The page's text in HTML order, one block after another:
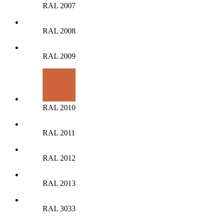
RAL 2007
RAL 2008
RAL 2009
RAL 2010
RAL 2011
RAL 2012
RAL 2013
RAL 3033